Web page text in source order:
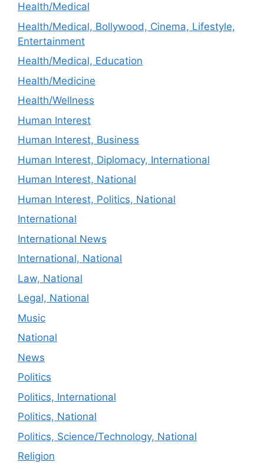
Health/Medical
Health/Medical, Bollywood, Cinema, Lifestyle,
Entertainment
Health/Medical, Education
Health/Medicine
Health/Wellness
Human Interest
Human Interest, Business
Human Interest, Diplomacy, International
Human Interest, National
Human Interest, Politics, National
International
International News
International, National
Law, National
Legal, National
Music
National
News
Politics
Politics, International
Politics, National
Politics, Science/Technology, National
Religion